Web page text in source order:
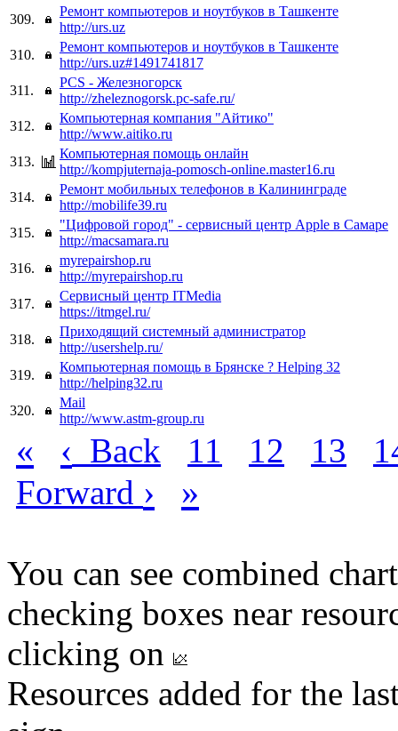
309.
Ремонт компьютеров и ноутбуков в Ташкенте
http://urs.uz
310.
Ремонт компьютеров и ноутбуков в Ташкенте
http://urs.uz#1491741817
311.
PCS - Железногорск
http://zheleznogorsk.pc-safe.ru/
312.
Компьютерная компания "Айтико"
http://www.aitiko.ru
313.
Компьютерная помощь онлайн
http://kompjuternaja-pomosch-online.master16.ru
314.
Ремонт мобильных телефонов в Калининграде
http://mobilife39.ru
315.
"Цифровой город" - сервисный центр Apple в Самаре
http://macsamara.ru
316.
myrepairshop.ru
http://myrepairshop.ru
317.
Сервисный центр ITMedia
https://itmgel.ru/
318.
Приходящий системный администратор
http://usershelp.ru/
319.
Компьютерная помощь в Брянске ? Helping 32
http://helping32.ru
320.
Mail
http://www.astm-group.ru
« ‹ Back 11 12 13
Forward › »
You can see combined
checking boxes near
clicking on
Resources added for the